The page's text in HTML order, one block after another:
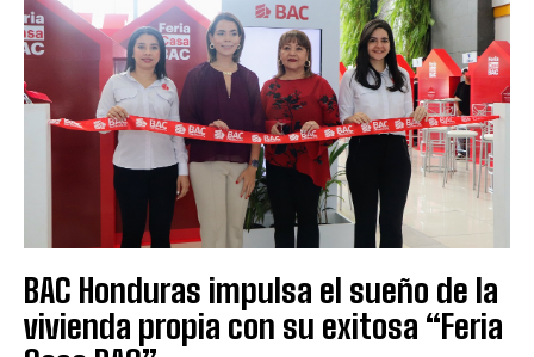
BAC Honduras impulsa el sueño de la
vivienda propia con su exitosa “Feria